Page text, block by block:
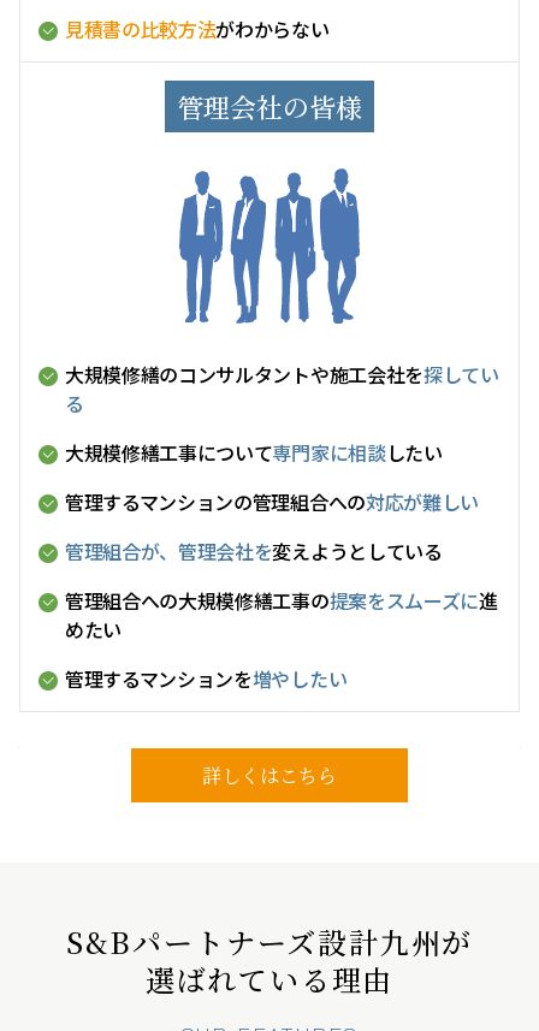
見積書の比較方法がわからない
管理会社の皆様
大規模修繕のコンサルタントや施工会社を探してい
る
大規模修繕工事について専門家に相談したい
管理するマンションの管理組合への対応が難しい
管理組合が、管理会社を変えようとしている
管理組合への大規模修繕工事の提案をスムーズに進
めたい
管理するマンションを増やしたい
詳しくはこちら
S&Bパートナーズ設計九州が
選ばれている理由